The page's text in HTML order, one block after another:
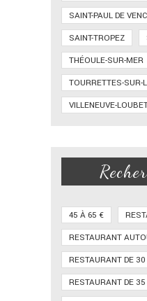
SAINT-PAUL DE
SAINT-TROPEZ
THÉOULE-SUR-MER
TOURRETTES-SUR-
VILLENEUVE-
45 À 65 €
RESTAURANT
RESTAURANT DE
RESTAURANT DE